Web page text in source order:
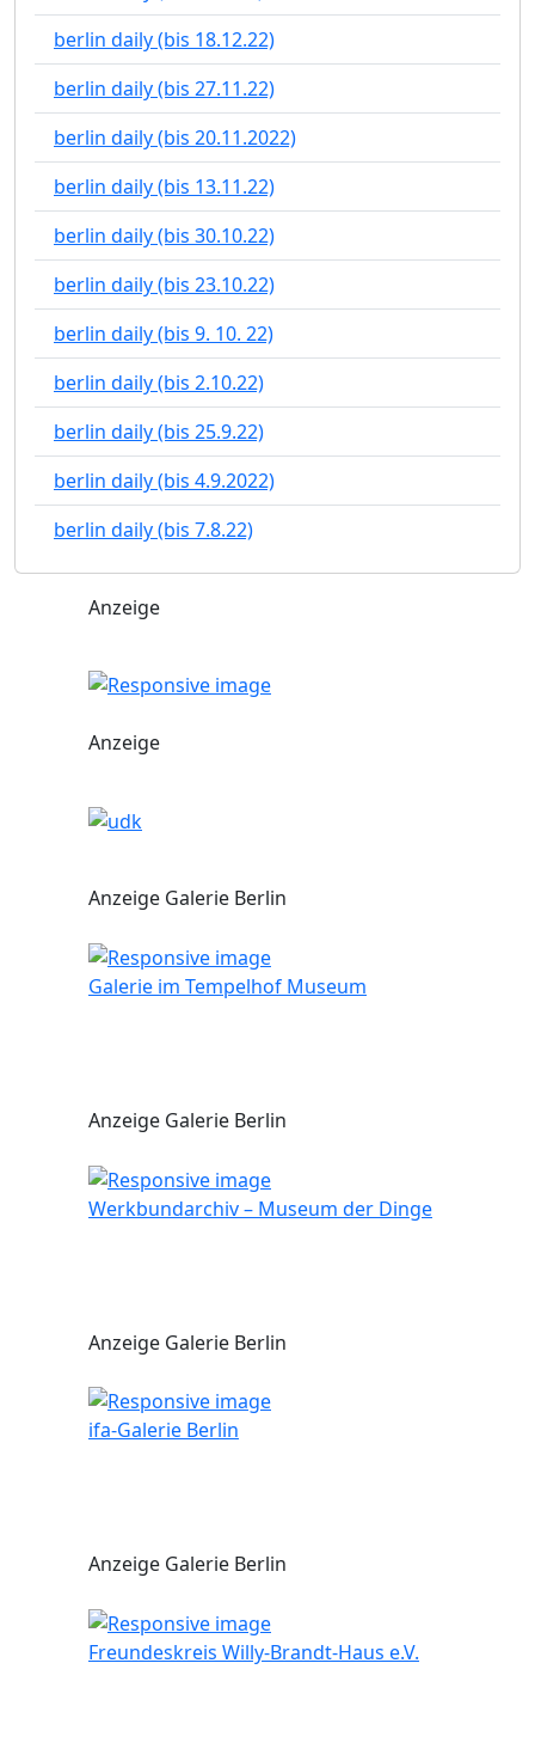
berlin daily (bis 18.12.22)
berlin daily (bis 27.11.22)
berlin daily (bis 20.11.2022)
berlin daily (bis 13.11.22)
berlin daily (bis 30.10.22)
berlin daily (bis 23.10.22)
berlin daily (bis 9. 10. 22)
berlin daily (bis 2.10.22)
berlin daily (bis 25.9.22)
berlin daily (bis 4.9.2022)
berlin daily (bis 7.8.22)
Anzeige
Anzeige
Anzeige Galerie Berlin
Galerie im Tempelhof Museum
Anzeige Galerie Berlin
Werkbundarchiv – Museum der Dinge
Anzeige Galerie Berlin
ifa-Galerie Berlin
Anzeige Galerie Berlin
Freundeskreis Willy-Brandt-Haus e.V.